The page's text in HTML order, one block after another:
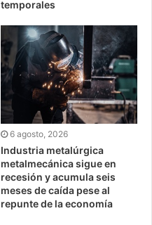
temporales
6 agosto, 2026
Industria metalúrgica
metalmecánica sigue en
recesión y acumula seis
meses de caída pese al
repunte de la economía